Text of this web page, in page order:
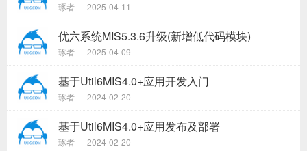
琢者 2025-04-11
优六系统MIS5.3.6升级(新增低代码模块)
琢者 2025-04-09
基于Util6MIS4.0+应用开发入门
琢者 2024-02-20
基于Util6MIS4.0+应用发布及部署
琢者 2024-02-20